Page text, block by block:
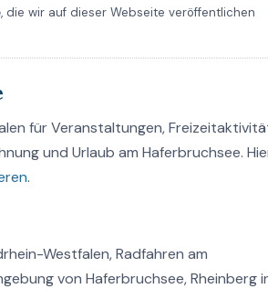
, die wir auf dieser Webseite veröffentlichen
für Veranstaltungen,
und Urlaub am Haferbruchsee.
.
Westfalen, Radfahren am
von Haferbruchsee, Rheinberg